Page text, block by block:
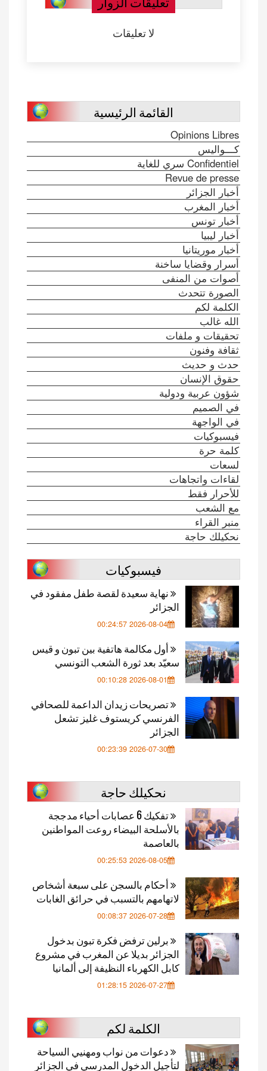
لا تعليقات
القائمة الرئيسية
Opinions Libres
كـــواليس
Confidentiel سري للغاية
Revue de presse
أخبار الجزائر
أخبار المغرب
أخبار تونس
أخبار ليبيا
أخبار موريتانيا
أسرار وقضايا ساخنة
أصوات من المنفى
الصورة تتحدث
الكلمة لكم
الله غالب
تحقيقات و ملفات
ثقافة وفنون
حدث و حديث
حقوق الإنسان
شؤون عربية ودولية
في الصميم
في الواجهة
فيسبوكيات
كلمة حرة
لسعات
لقاءات واتجاهات
للأحرار فقط
مع الشعب
منبر القراء
نحكيلك حاجة
فيسبوكيات
نهاية سعيدة لقصة طفل مفقود في
الجزائر
2026-08-04 00:24:57
أول مكالمة هاتفية بين تبون و قيس
سعيّد بعد ثورة الشعب التونسي
2026-08-01 00:10:28
تصريحات زيدان الداعمة للصحافي
الفرنسي كريستوف غليز تشعل
الجزائر
2026-07-30 00:23:39
نحكيلك حاجة
تفكيك 6 عصابات أحياء مدججة
بالأسلحة البيضاء روعت المواطنين
بالعاصمة
2026-08-05 00:25:53
أحكام بالسجن على سبعة أشخاص
لاتهامهم بالتسبب في حرائق الغابات
2026-07-28 00:08:37
برلين ترفض فكرة تبون بدخول
الجزائر بديلا عن المغرب في مشروع
كابل الكهرباء النظيفة إلى ألمانيا
2026-07-27 01:28:15
الكلمة لكم
دعوات من نواب ومهنيي السياحة
لتأجيل الدخول المدرسي في الجزائر